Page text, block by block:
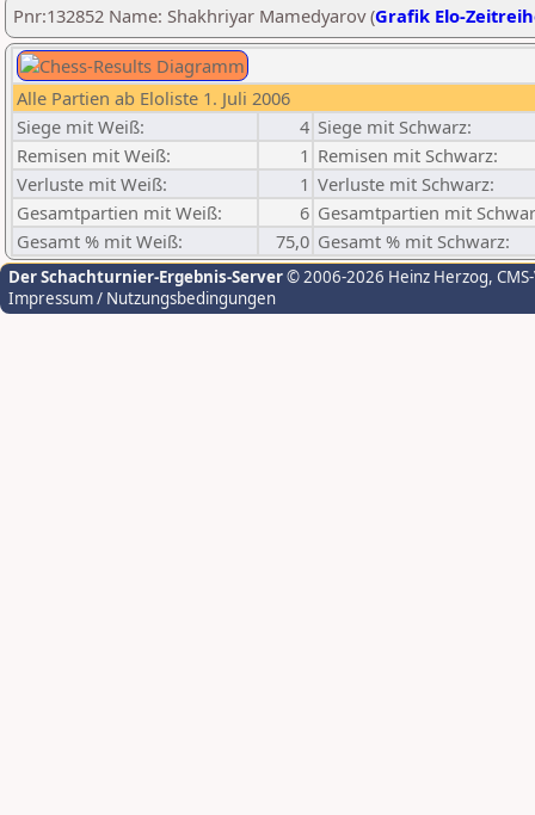
Pnr:132852 Name: Shakhriyar Mamedyarov (Grafik Elo-
Alle Partien ab Eloliste 1. Juli 2006
Siege mit Weiß:
4 Siege mit Schwarz:
Remisen mit Weiß:
1 Remisen mit Schwarz:
Verluste mit Weiß:
1 Verluste mit Schwarz:
Gesamtpartien mit Weiß:
6 Gesamtpartien mit
Gesamt % mit Weiß:
75,0 Gesamt % mit Schwarz:
Der Schachturnier-Ergebnis-Server© 2006-2026 Heinz Herzog,
Impressum / Nutzungsbedingungen